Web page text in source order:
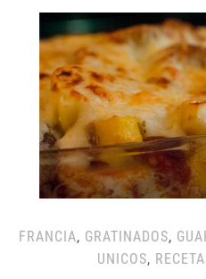
FRANCIA, GRATINADOS,
UNICOS,